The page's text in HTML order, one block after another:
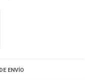
ENVÍO